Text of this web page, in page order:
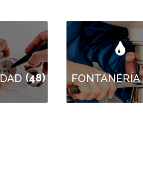
(48) FONTANERÍA